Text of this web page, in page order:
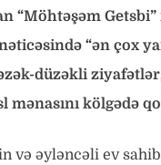
“Möhtəşəm
“ən çox
düzəkli
mənasını kölgədə
və əyləncəli ev